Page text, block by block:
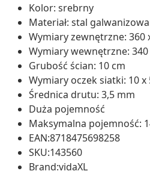
Kolor: srebrny
Materiał: stal
Wymiary zewnętrzne: 360
Wymiary wewnętrzne: 340
Grubość ścian: 10 cm
Wymiary oczek siatki: 10 x
Średnica drutu: 3,5 mm
Duża pojemność
Maksymalna pojemność:
EAN:8718475698258
SKU:143560
Brand:vidaXL